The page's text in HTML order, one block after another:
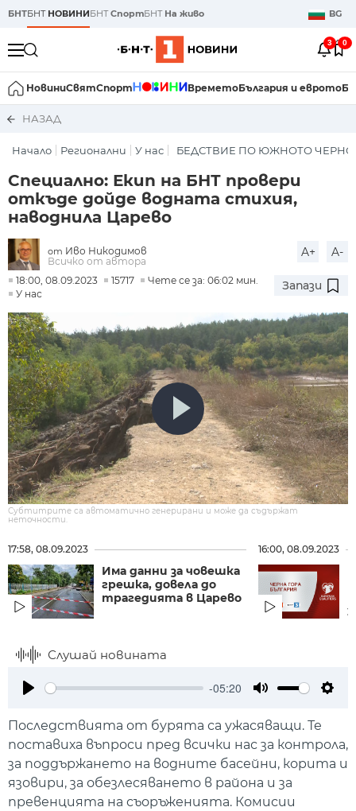
БНТБНТ НОВИНИБНТСпортБНТ На живо BG
3 0
НовиниСвятСпорт ВреметоБългария и еврото
НАЗАД
Начало Регионални У нас БЕДСТВИЕ ПО ЮЖНОТО
Специално: Екип на БНТ провери
откъде дойде водната стихия,
наводнила Царево
от Иво Никодимов
Всичко от автора
A+ A-
18:00, 08.09.2023 15717
Чете се за: 06:02 мин.
У нас
Запази
Субтитрите са автоматично генерирани и може да съдържат
неточности.
17:58, 08.09.2023
Има данни за човешка
грешка, довела до
трагедията в Царево
16:00, 08.09.2023
Слушай новината
-05:20
Последствията от бурята са ужасяващи. Те
поставиха въпроси пред всички нас за контрола,
за поддържането на водните басейни, корита и
язовири, за обезлесяването в района и за
превенцията на съоръженията. Комисии